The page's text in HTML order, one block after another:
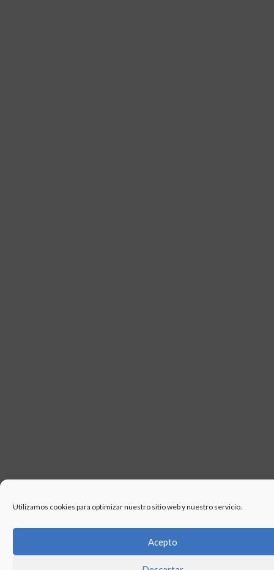
Utilizamos cookies para optimizar nuestro sitio web y nuestro servicio.
Acepto